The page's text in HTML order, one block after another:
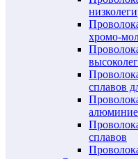
хромо-
сплавов
сплавов